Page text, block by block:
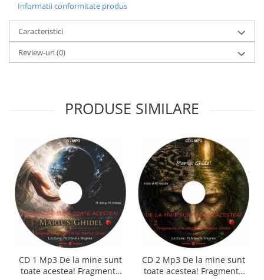
Informatii conformitate produs
Caracteristici
Review-uri(0)
PRODUSE SIMILARE
CD 1 Mp3 De la mine sunt
toate acestea! Fragmente
CD 2 Mp3 De la mine sunt
toate acestea! Fragmente